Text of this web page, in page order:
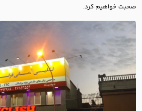
صحبت خواهیم کرد.